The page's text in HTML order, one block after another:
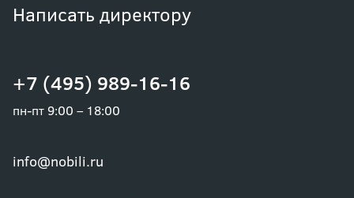
+7 (495) 989-16-16
пн-пт 9:00 – 18:00
info@nobili.ru
Написать директору